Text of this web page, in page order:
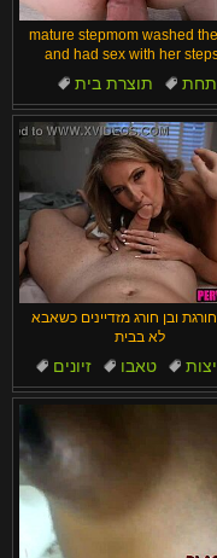
mature stepmom washed
and had sex with her
תוצרת בית
תחת
סקס אנאלי
בתחת
מציצות
ובן חורג מזדיינים כשאבא
לא בבית
זיונים טאבו
מילפיות
וצעירים